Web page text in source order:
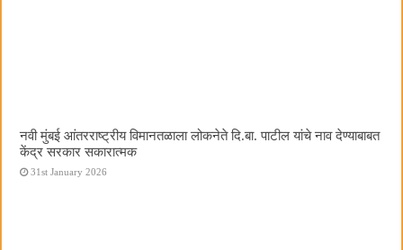
नवी मुंबई आंतरराष्ट्रीय विमानतळाला लोकनेते दि.बा. पाटील यांचे नाव देण्याबाबत
केंद्र सरकार सकारात्मक
31st January 2026